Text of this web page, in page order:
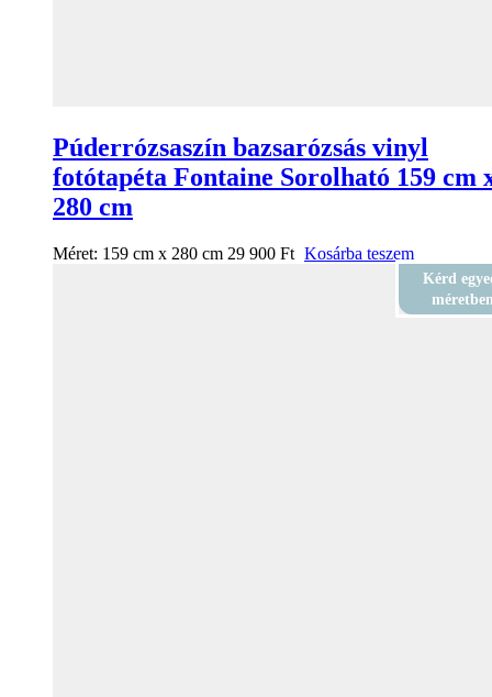
Púderrózsaszín bazsarózsás vinyl
fotótapéta Fontaine Sorolható 159 cm
280 cm
Méret: 159 cm x 280 cm 29 900 Ft Kosárba teszem
Kérd